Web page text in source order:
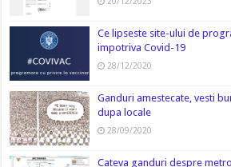
Ce lipseste site-ului de
impotriva Covid-19
28/12/2020
Ganduri amestecate, vesti
dupa locale
28/09/2020
Cateva ganduri despre